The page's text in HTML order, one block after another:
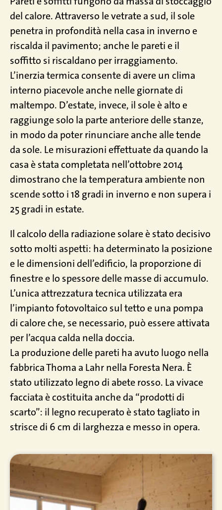
del calore. Attraverso le vetrate a sud, il sole
penetra in profondità nella casa in inverno e
riscalda il pavimento; anche le pareti e il
soffitto si riscaldano per irraggiamento.
L’inerzia termica consente di avere un clima
interno piacevole anche nelle giornate di
maltempo. D’estate, invece, il sole è alto e
raggiunge solo la parte anteriore delle stanze,
in modo da poter rinunciare anche alle tende
da sole. Le misurazioni effettuate da quando la
casa è stata completata nell’ottobre 2014
dimostrano che la temperatura ambiente non
scende sotto i 18 gradi in inverno e non supera i
25 gradi in estate.
Il calcolo della radiazione solare è stato decisivo
sotto molti aspetti: ha determinato la posizione
e le dimensioni dell’edificio, la proporzione di
finestre e lo spessore delle masse di accumulo.
L’unica attrezzatura tecnica utilizzata era
l’impianto fotovoltaico sul tetto e una pompa
di calore che, se necessario, può essere attivata
per l’acqua calda nella doccia.
La produzione delle pareti ha avuto luogo nella
fabbrica Thoma a Lahr nella Foresta Nera. È
stato utilizzato legno di abete rosso. La vivace
facciata è costituita anche da “prodotti di
scarto”: il legno recuperato è stato tagliato in
strisce di 6 cm di larghezza e messo in opera.